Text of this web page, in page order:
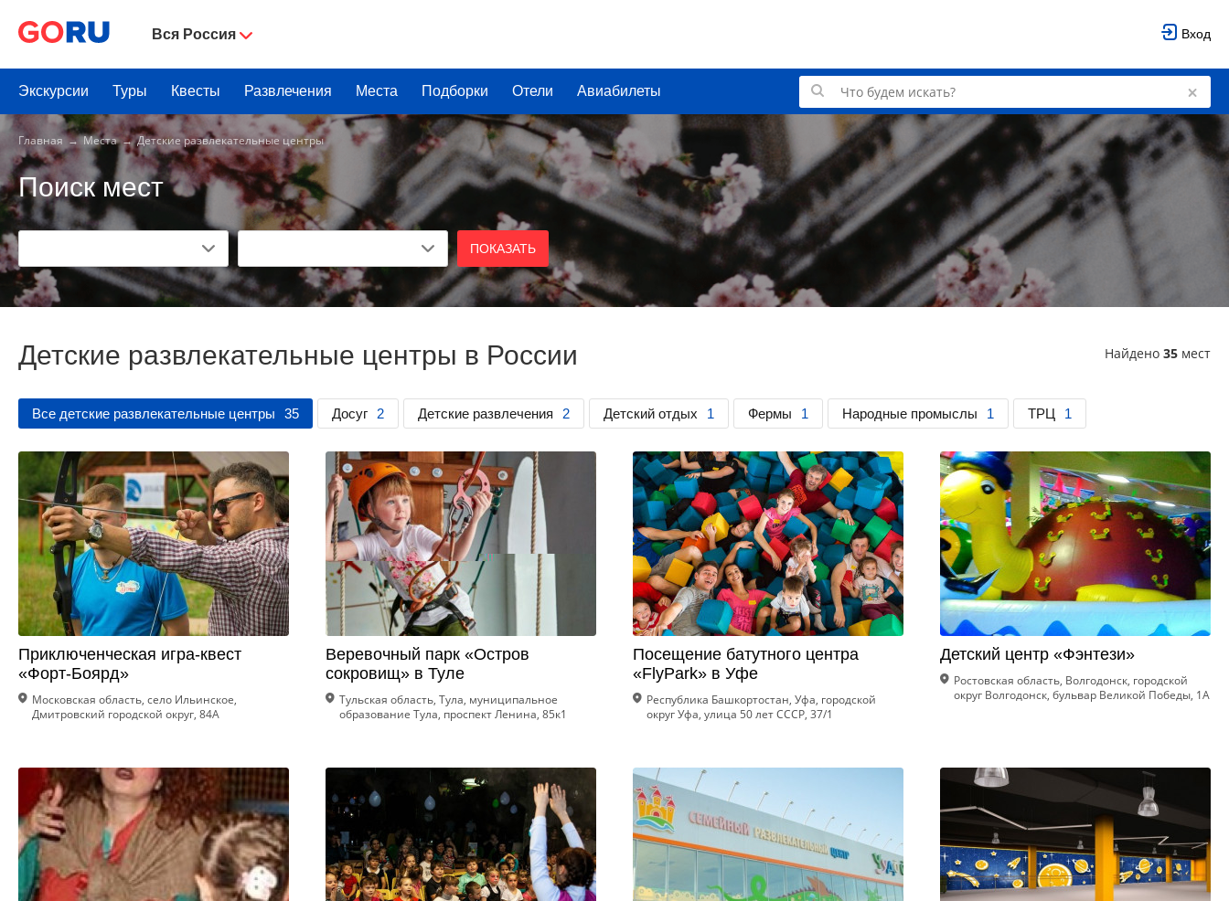
Вся Россия Вход
Экскурсии Туры Квесты Развлечения Места Подборки Отели Авиабилеты
Главная Места Детские развлекательные центры
Поиск мест
ПОКАЗАТЬ
Детские развлекательные центры в России Найдено 35 мест
Все детские развлекательные центры 35 Досуг 2 Детские развлечения 2 Детский отдых 1 Фермы 1 Народные промыслы 1 ТРЦ 1
Приключенческая игра-квест
«Форт-Боярд»
Московская область, село Ильинское,
Дмитровский городской округ, 84А
Веревочный парк «Остров
сокровищ» в Туле
Тульская область, Тула, муниципальное
образование Тула, проспект Ленина, 85к1
Посещение батутного центра
«FlyPark» в Уфе
Республика Башкортостан, Уфа, городской
округ Уфа, улица 50 лет СССР, 37/1
Детский центр «Фэнтези»
Ростовская область, Волгодонск, городской
округ Волгодонск, бульвар Великой Победы, 1А